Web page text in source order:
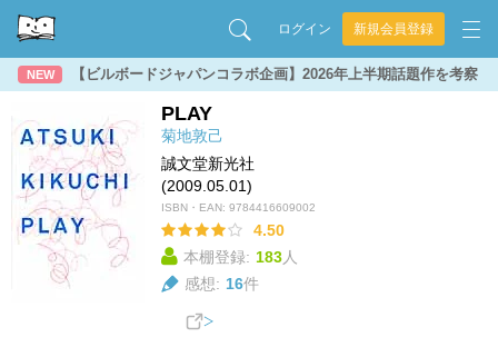
ログイン 新規会員登録
NEW 【ビルボードジャパンコラボ企画】2026年上半期話題作を考察
PLAY
菊地敦己
誠文堂新光社
(2009.05.01)
ISBN・EAN: 9784416609002
4.50
本棚登録: 183人
感想: 16件